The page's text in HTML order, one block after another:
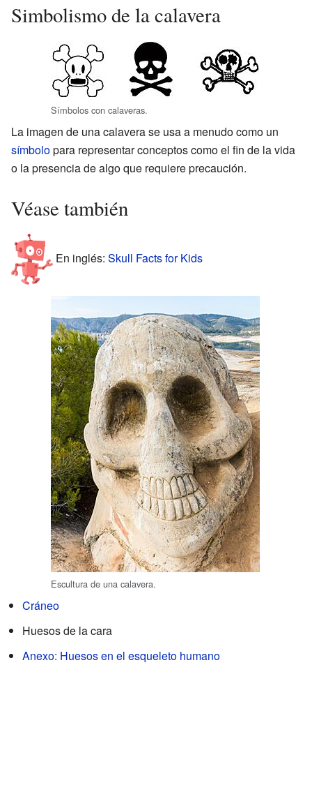
Simbolismo de la calavera
Símbolos con calaveras.
La imagen de una calavera se usa a menudo como un
símbolopara representar conceptos como el fin de la vida
o la presencia de algo que requiere precaución.
Véase también
En inglés: Skull Facts for Kids
Escultura de una calavera.
Cráneo
Huesos de la cara
Anexo: Huesos en el esqueleto humano